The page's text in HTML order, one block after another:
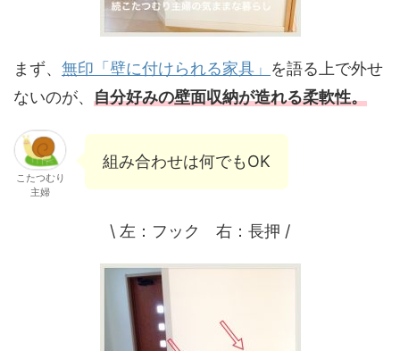
まず、 無印「壁に付けられる家具」 を語る上で外せ
ないのが、 自分好みの壁面収納が造れる柔軟性。
こたつむり
主婦
組み合わせは何でもOK
\ 左：フック 右：長押 /